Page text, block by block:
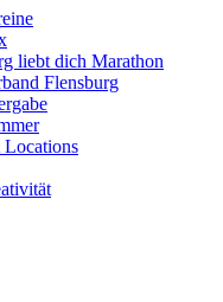
liebt dich Marathon
Flensburg